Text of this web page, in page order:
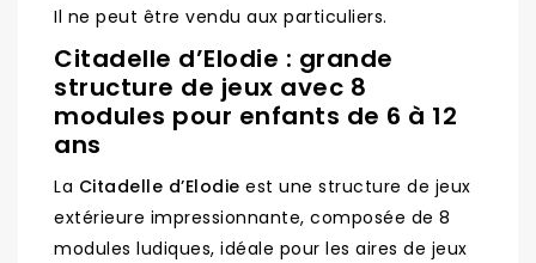
Il ne peut être vendu aux particuliers.
Citadelle d’Elodie : grande
structure de jeux avec 8
modules pour enfants de 6 à 12
ans
La Citadelle d’Elodie est une structure de jeux
extérieure impressionnante, composée de 8
modules ludiques, idéale pour les aires de jeux